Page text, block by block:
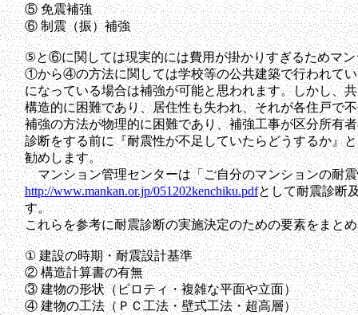
⑤ 免震補強
⑥ 制震（振）補強
⑤と⑥に関しては現実的には費用が掛かりすぎるためマ
①から④の方法に関しては学校等の公共建築で行われて
になっている場合は補強が可能と思われます。しかし、
構造的に困難であり、居住性も失われ、それが各住戸で
補強の方法が物理的に困難であり、補強工事が区分所有
診断をする前に『耐震性が不足していたらどうするか』
勧めします。
マンション管理センターは「ご自分のマンションの耐
http://www.mankan.or.jp/051202kenchiku.pdfとして耐震診断
す。
これらを参考に耐震診断の実施決定のための要素をまと
① 建設の時期・耐震設計基準
② 構造計算書の有無
③ 建物の形状（ピロティ・複雑な平面や立面）
④ 建物の工法（ＰＣ工法・壁式工法・超高層）